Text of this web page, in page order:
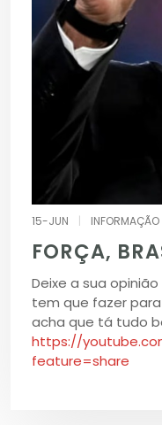
15-JUN INFORMAÇÃO
FORÇA,
Deixe a sua
tem que fazer para
acha que tá tudo
https://
feature=share